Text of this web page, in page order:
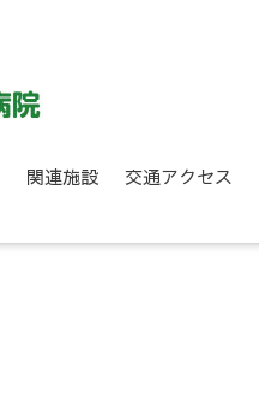
関連施設 交通アクセス